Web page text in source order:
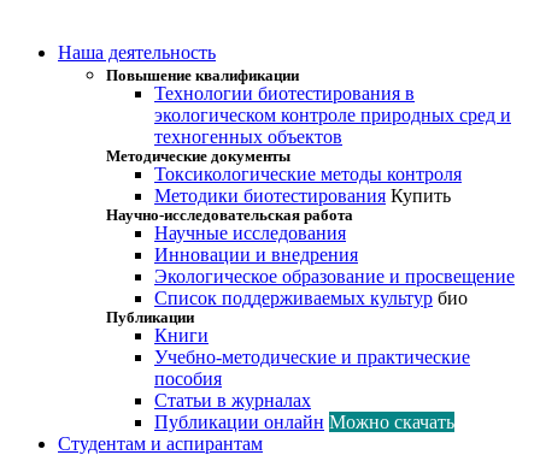
Наша деятельность
Повышение квалификации
Технологии биотестирования в
экологическом контроле природных сред и
техногенных объектов
Методические документы
Токсикологические методы контроля
Методики биотестирования Купить
Научно-исследовательская работа
Научные исследования
Инновации и внедрения
Экологическое образование и просвещение
Список поддерживаемых культур био
Публикации
Книги
Учебно-методические и практические
пособия
Статьи в журналах
Публикации онлайн Можно скачать
Студентам и аспирантам